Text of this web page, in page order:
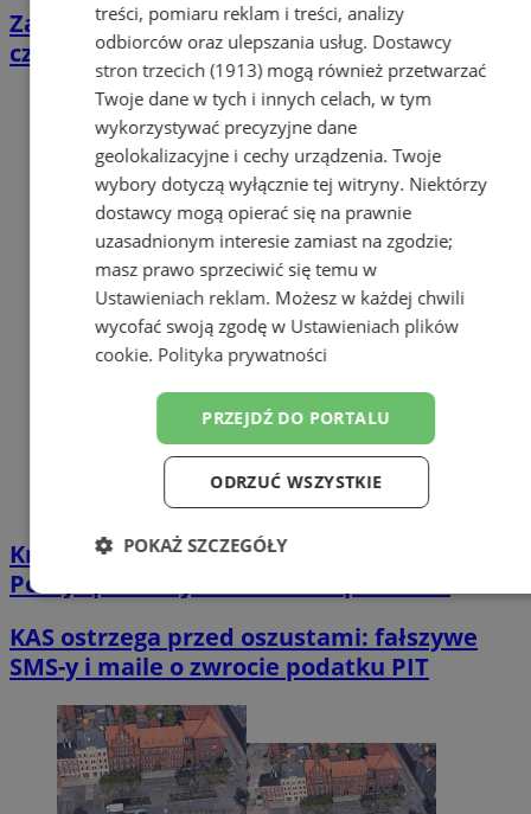
Zapłacił 1000 zł za telefon. W paczkomacie
czekało na niego pięć czekolad
Kradzież szczoteczek sonicznych w Zabrzu.
Policja publikuje wizerunki sprawców
KAS ostrzega przed oszustami: fałszywe
SMS-y i maile o zwrocie podatku PIT
treści, pomiaru reklam i treści, analizy
odbiorców oraz ulepszania usług. Dostawcy
stron trzecich (1913)mogą również przetwarzać
Twoje dane w tych i innych celach, w tym
wykorzystywać precyzyjne dane
geolokalizacyjne i cechy urządzenia. Twoje
wybory dotyczą wyłącznie tej witryny. Niektórzy
dostawcy mogą opierać się na prawnie
uzasadnionym interesie zamiast na zgodzie;
masz prawo sprzeciwić się temu w
Ustawieniach reklam. Możesz w każdej chwili
wycofać swoją zgodę w Ustawieniach plików
cookie. Polityka prywatności
PRZEJDŹ DO PORTALU
ODRZUĆ WSZYSTKIE
POKAŻ SZCZEGÓŁY
Niezbędne Wydajność Targetowanie